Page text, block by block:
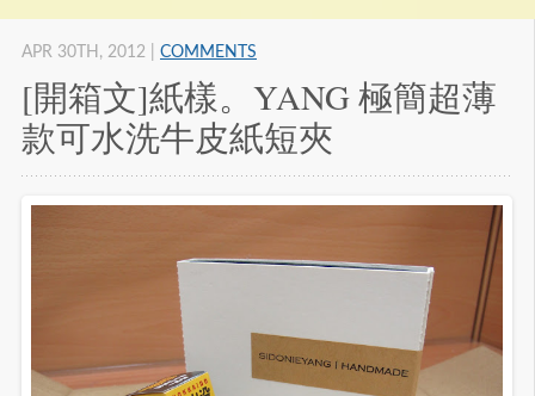
[開箱文]紙樣。YANG 極簡超薄
款可水洗牛皮紙短夾
APR 30 TH , 2012 COMMENTS